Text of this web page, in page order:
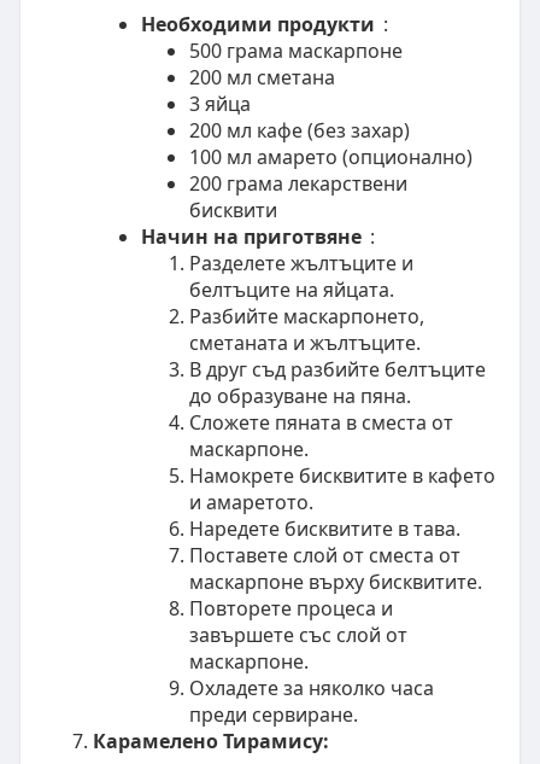
Необходими продукти :
500 грама маскарпоне
200 мл сметана
3 яйца
200 мл кафе (без захар)
100 мл амарето (опционално)
200 грама лекарствени
бисквити
Начин на приготвяне :
Разделете жълтъците и
белтъците на яйцата.
Разбийте маскарпонето,
сметаната и жълтъците.
В друг съд разбийте белтъците
до образуване на пяна.
Сложете пяната в сместа от
маскарпоне.
Намокрете бисквитите в кафето
и амаретото.
Наредете бисквитите в тава.
Поставете слой от сместа от
маскарпоне върху бисквитите.
Повторете процеса и
завършете със слой от
маскарпоне.
Охладете за няколко часа
преди сервиране.
Карамелено Тирамису: